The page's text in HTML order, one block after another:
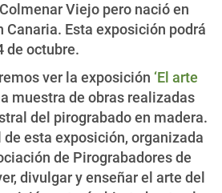
Viejo pero nació en
Canaria. Esta exposición podrá
de octubre.
ver la exposición ‘El arte
muestra de obras realizadas
del pirograbado en madera.
esta exposición, organizada
de Pirograbadores de
divulgar y enseñar el arte del